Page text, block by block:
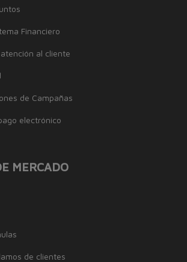
Financiero
al cliente
de Campañas
electrónico
MERCADO
de clientes